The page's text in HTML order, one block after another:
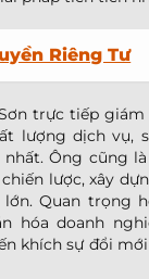
Riêng Tư
trực tiếp
lượng dịch vụ,
Ông cũng
lược, xây
Quan trọng
hóa doanh
khích sự đổi